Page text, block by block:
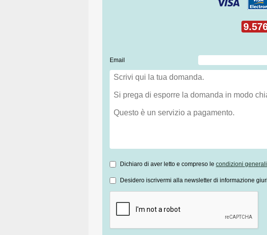
Email
Dichiaro di aver letto e compreso le condizioni
Desidero iscrivermi alla newsletter di informazione